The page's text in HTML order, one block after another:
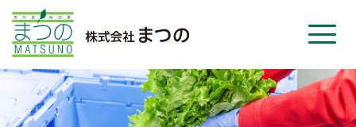
ホーム
事業紹介